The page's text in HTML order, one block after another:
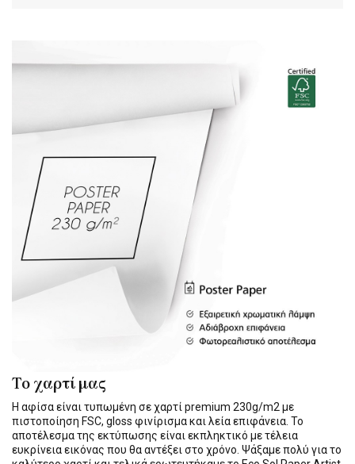
Το χαρτί μας
Η αφίσα είναι τυπωμένη σε χαρτί premium 230g/m2 με
πιστοποίηση FSC, gloss φινίρισμα και λεία επιφάνεια. Το
αποτέλεσμα της εκτύπωσης είναι εκπληκτικό με τέλεια
ευκρίνεια εικόνας που θα αντέξει στο χρόνο. Ψάξαμε πολύ για το